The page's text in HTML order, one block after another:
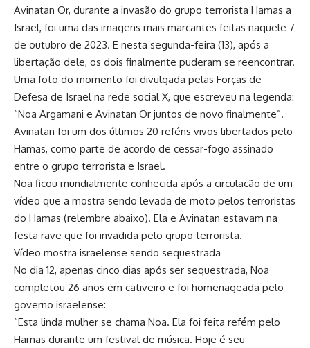
Avinatan Or, durante a invasão do grupo terrorista Hamas a
Israel, foi uma das imagens mais marcantes feitas naquele 7
de outubro de 2023. E nesta segunda-feira (13), após a
libertação dele, os dois finalmente puderam se reencontrar.
Uma foto do momento foi divulgada pelas Forças de
Defesa de Israel na rede social X, que escreveu na legenda:
“Noa Argamani e Avinatan Or juntos de novo finalmente”.
Avinatan foi um dos últimos 20 reféns vivos libertados pelo
Hamas, como parte de acordo de cessar-fogo assinado
entre o grupo terrorista e Israel.
Noa ficou mundialmente conhecida após a circulação de um
vídeo que a mostra sendo levada de moto pelos terroristas
do Hamas (relembre abaixo). Ela e Avinatan estavam na
festa rave que foi invadida pelo grupo terrorista.
Vídeo mostra israelense sendo sequestrada
No dia 12, apenas cinco dias após ser sequestrada, Noa
completou 26 anos em cativeiro e foi homenageada pelo
governo israelense:
“Esta linda mulher se chama Noa. Ela foi feita refém pelo
Hamas durante um festival de música. Hoje é seu